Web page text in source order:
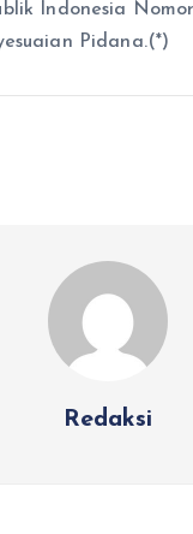
Indonesia
Pidana.(*)
Redaksi